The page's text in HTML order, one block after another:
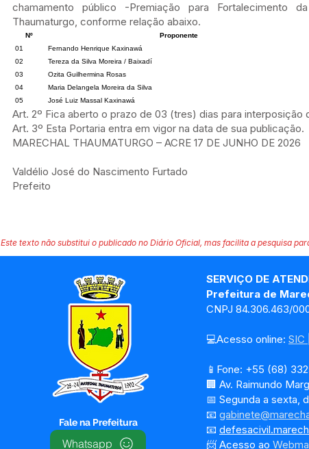
chamamento público -Premiação para Fortalecimento
Thaumaturgo, conforme relação abaixo.
Nº Proponente
01
Fernando Henrique Kaxinawá
02
Tereza da Silva Moreira / Baixadí
03
Ozita Guilhermina Rosas
04
Maria Delangela Moreira da Silva
05
José Luiz Massal Kaxinawá
Art. 2º Fica aberto o prazo de 03 (tres) dias para
Art. 3º Esta Portaria entra em vigor na data de sua publicação.
MARECHAL THAUMATURGO – ACRE 17 DE JUNHO DE 2026
Valdélio José do Nascimento Furtado
Prefeito
Este texto não substitui o publicado no Diário Oficial, mas facilita a pesquisa
Fale na Prefeitura
Whatsapp
SERVIÇO DE
Prefeitura de
CNPJ 84.306.463/
💻Acesso online: SIC
📱Fone: +55 (68)
🏢 Av. Raimundo
📅 Segunda a sexta,
📧
📧
📨 Acesso ao